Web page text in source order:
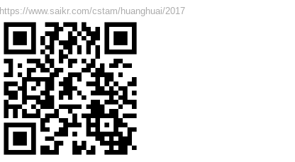
https://www.saikr.com/cstam/huanghuai/2017